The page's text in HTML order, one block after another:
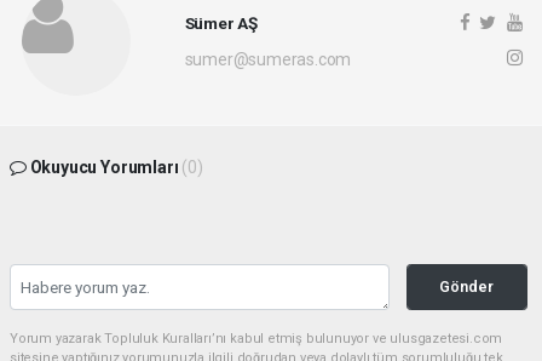
Sümer AŞ
sumer@sumeras.com
Okuyucu Yorumları (0)
Gönder
Yorum yazarak Topluluk Kuralları’nı kabul etmiş bulunuyor ve ulusgazetesi.com